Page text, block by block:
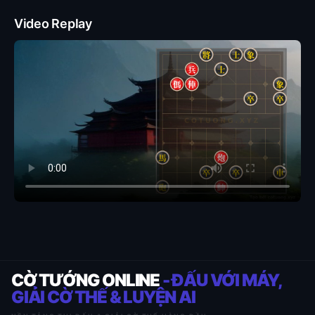
Video Replay
CỜ TƯỚNG ONLINE- ĐẤU VỚI MÁY,
GIẢI CỜ THẾ & LUYỆN AI